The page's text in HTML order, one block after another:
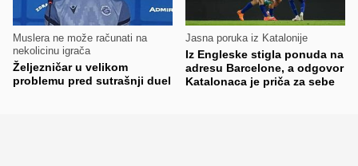
Muslera ne može računati na
nekolicinu igrača
Željezničar u velikom
problemu pred sutrašnji duel
Jasna poruka iz Katalonije
Iz Engleske stigla ponuda na
adresu Barcelone, a odgovor
Katalonaca je priča za sebe